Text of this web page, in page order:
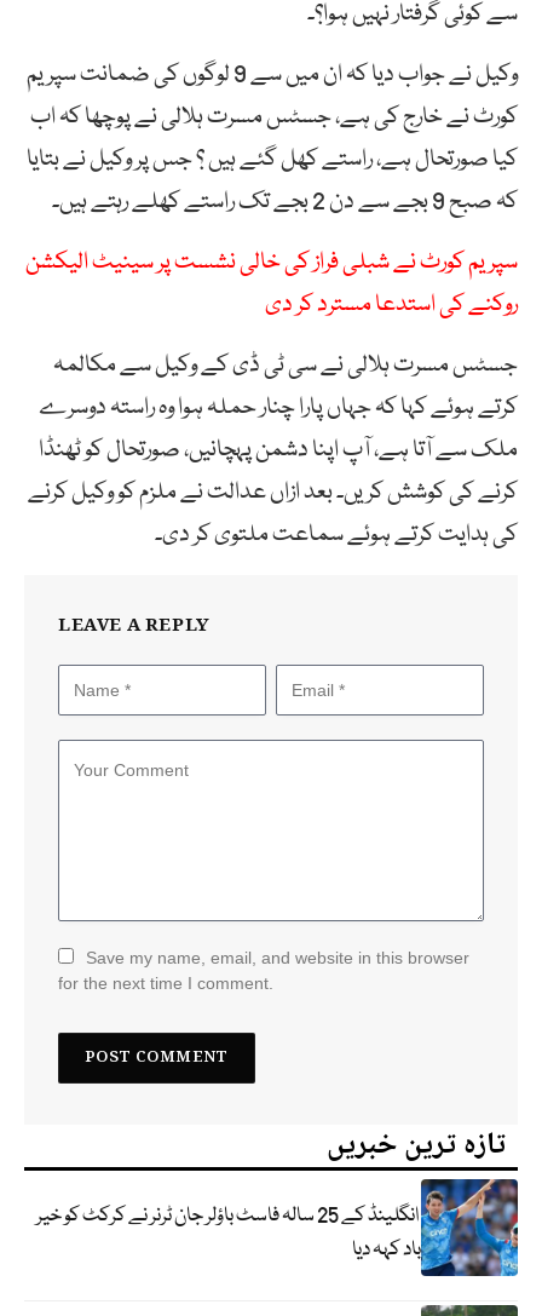
سے کوئی گرفتار نہیں ہوا؟۔
وکیل نے جواب دیا کہ ان میں سے 9 لوگوں کی ضمانت سپریم
کورٹ نے خارج کی ہے، جسٹس مسرت ہلالی نے پوچھا کہ اب
کیا صورتحال ہے، راستے کھل گئے ہیں ؟ جس پر وکیل نے بتایا
کہ صبح 9 بجے سے دن 2 بجے تک راستے کھلے رہتے ہیں۔
سپریم کورٹ نے شبلی فراز کی خالی نشست پر سینیٹ الیکشن
روکنے کی استدعا مسترد کر دی
جسٹس مسرت ہلالی نے سی ٹی ڈی کے وکیل سے مکالمہ
کرتے ہوئے کہا کہ جہاں پارا چنار حملہ ہوا وہ راستہ دوسرے
ملک سے آتا ہے، آپ اپنا دشمن پہچانیں، صورتحال کو ٹھنڈا
کرنے کی کوشش کریں۔ بعد ازاں عدالت نے ملزم کو وکیل کرنے
کی ہدایت کرتے ہوئے سماعت ملتوی کر دی۔
LEAVE A REPLY
Save my name, email, and website in this browser
for the next time I comment.
تازہ ترین خبریں
انگلینڈ کے 25 سالہ فاسٹ باؤلر جان ٹرنر نے کرکٹ کو خیر
باد کہہ دیا